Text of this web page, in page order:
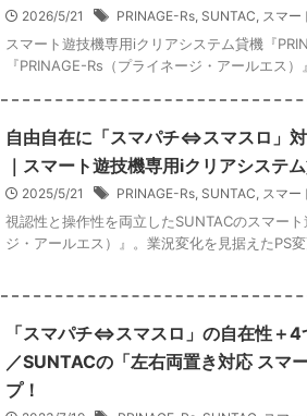
2026/5/21 PRINAGE-Rs SUNTAC スマー
スマート遊技機専用iクリアシステム貸機『
『PRINAGE-Rs（プライネージ・アールエス
自由自在に「スマパチ⇔スマスロ」
｜スマート遊技機専用iクリアシステ
2025/5/21 PRINAGE-Rs SUNTAC スマー
視認性と操作性を両立したSUNTACのスマー
ジ・アールエス）』。業況変化を見据えたPS
「スマパチ⇔スマスロ」の自在性＋4
／SUNTACの「左右両置き対応 スマ
プ！